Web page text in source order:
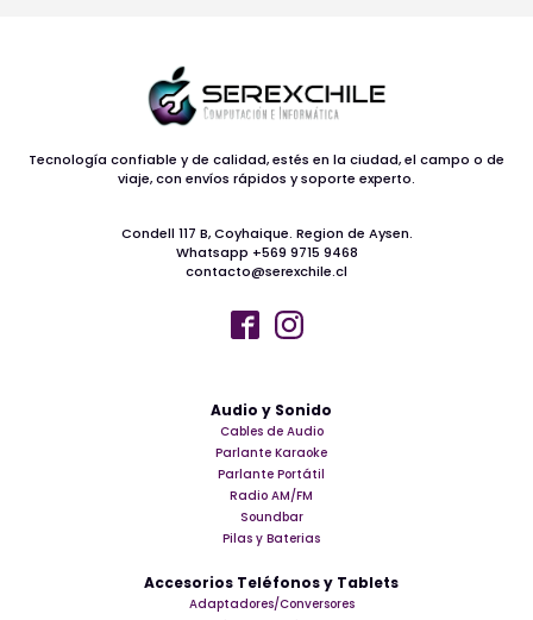
Audio y Sonido
Cables de Audio
Parlante Karaoke
Parlante Portátil
Radio AM/FM
Soundbar
Pilas y Baterias
Accesorios Teléfonos y Tablets
Adaptadores/Conversores
Tecnología confiable y de calidad, estés en la ciudad, el campo o de
viaje, con envíos rápidos y soporte experto.
Condell 117 B, Coyhaique. Region de Aysen.
Whatsapp +569 9715 9468
contacto@serexchile.cl